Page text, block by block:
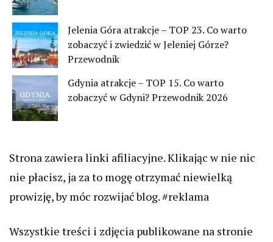
Jelenia Góra atrakcje – TOP 23. Co warto
zobaczyć i zwiedzić w Jeleniej Górze?
Przewodnik
Gdynia atrakcje – TOP 15. Co warto
zobaczyć w Gdyni? Przewodnik 2026
Strona zawiera linki afiliacyjne. Klikając w nie nic
nie płacisz, ja za to mogę otrzymać niewielką
prowizję, by móc rozwijać blog. #reklama
Wszystkie treści i zdjęcia publikowane na stronie